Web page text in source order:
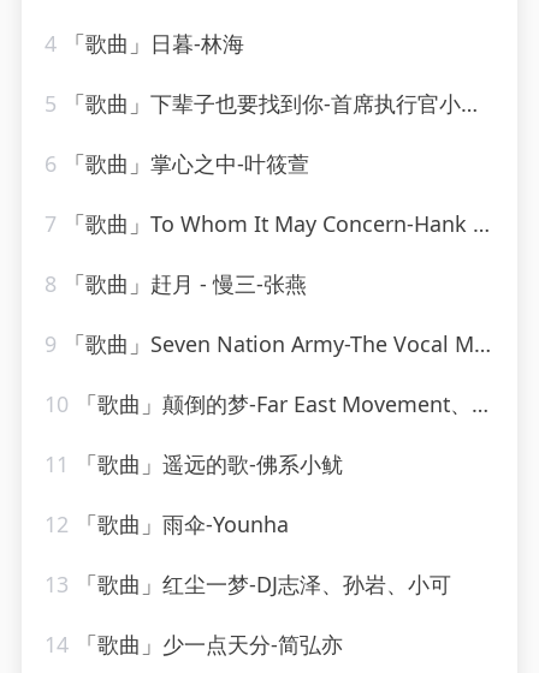
4 「歌曲」日暮-林海
5 「歌曲」下辈子也要找到你-首席执行官小七、野马V、三月
6 「歌曲」掌心之中-叶筱萱
7 「歌曲」To Whom It May Concern-Hank Locklin(2)
8 「歌曲」赶月 - 慢三-张燕
9 「歌曲」Seven Nation Army-The Vocal Masters
10 「歌曲」颠倒的梦-Far East Movement、刘宇宁
11 「歌曲」遥远的歌-佛系小鱿
12 「歌曲」雨伞-Younha
13 「歌曲」红尘一梦-DJ志泽、孙岩、小可
14 「歌曲」少一点天分-简弘亦